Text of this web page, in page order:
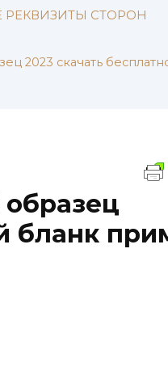
РЕКВИЗИТЫ СТОРОН
2023 скачать
бланк